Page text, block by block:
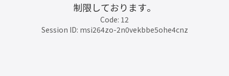
制限しております。
Code: 12
Session ID: msi264zo-2n0vekbbe5ohe4cnz